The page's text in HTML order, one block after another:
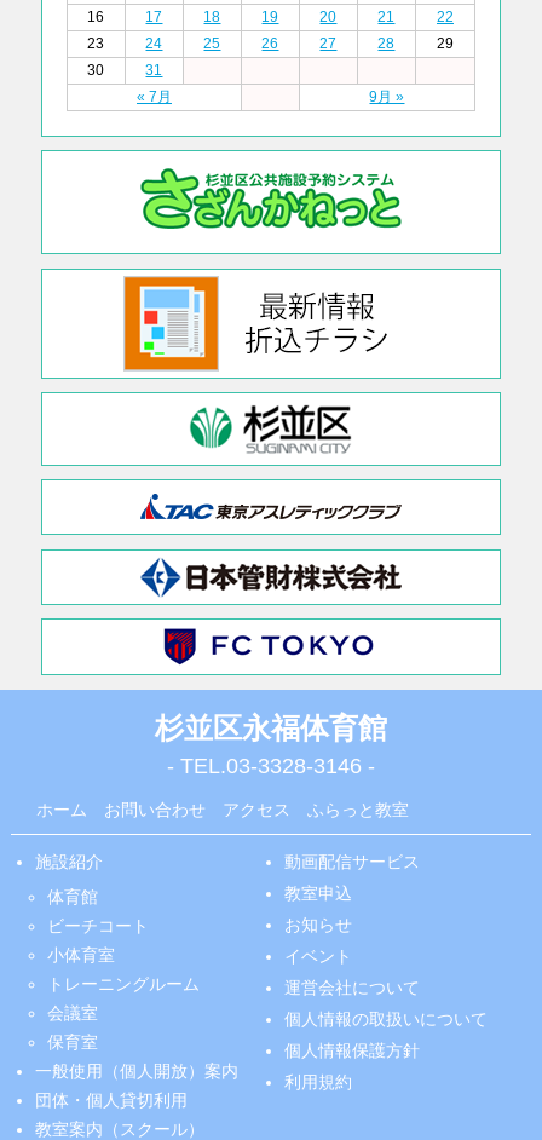
16
17 18 19 20 21
22
23
24 25 26 27 28
29
30
31
« 7月
9月 »
杉並区永福体育館
- TEL.03-3328-3146 -
ホーム お問い合わせ アクセス ふらっと教室
施設紹介
体育館
ビーチコート
小体育室
トレーニングルーム
会議室
保育室
一般使用（個人開放）案内
団体・個人貸切利用
教室案内（スクール）
動画配信サービス
教室申込
お知らせ
イベント
運営会社について
個人情報の取扱いについて
個人情報保護方針
利用規約